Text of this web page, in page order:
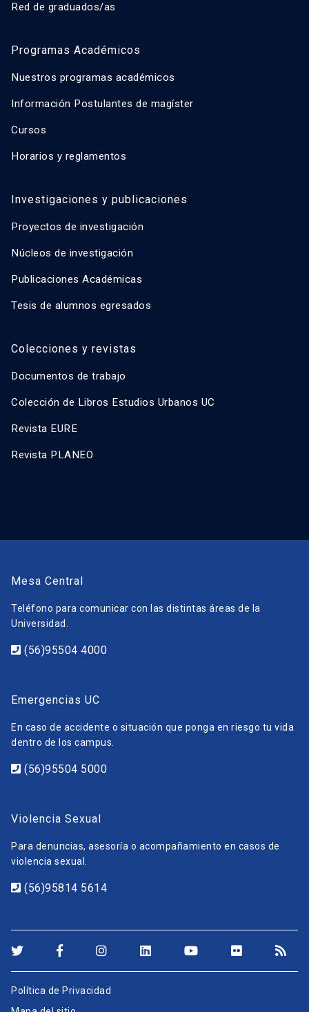
Red de graduados/as
Programas Académicos
Nuestros programas académicos
Información Postulantes de magíster
Cursos
Horarios y reglamentos
Investigaciones y publicaciones
Proyectos de investigación
Núcleos de investigación
Publicaciones Académicas
Tesis de alumnos egresados
Colecciones y revistas
Documentos de trabajo
Colección de Libros Estudios Urbanos UC
Revista EURE
Revista PLANEO
Mesa Central
Teléfono para comunicar con las distintas áreas de la
Universidad.
(56)95504 4000
Emergencias UC
En caso de accidente o situación que ponga en riesgo tu vida
dentro de los campus.
(56)95504 5000
Violencia Sexual
Para denuncias, asesoría o acompañamiento en casos de
violencia sexual.
(56)95814 5614
Política de Privacidad